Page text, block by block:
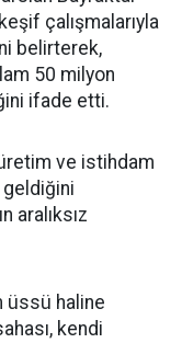
çalışmalarıyla
belirterek,
50 milyon
ifade etti.
ve istihdam
geldiğini
aralıksız
üssü haline
kendi